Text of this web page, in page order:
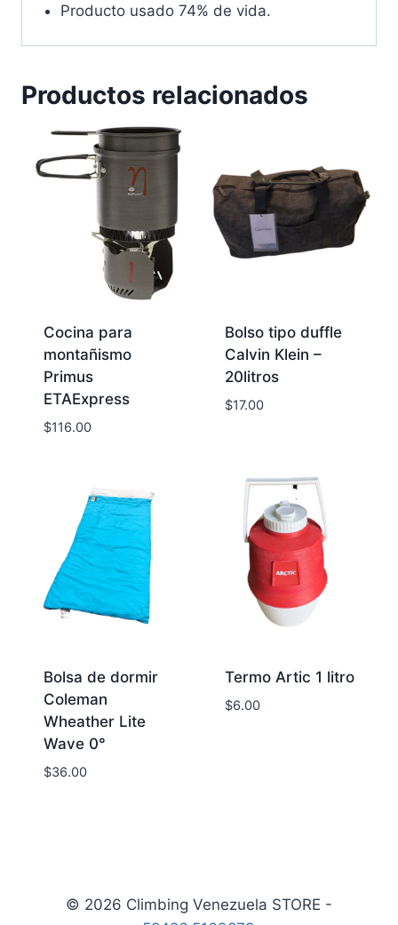
Producto usado 74% de vida.
Productos relacionados
Cocina para
montañismo
Primus
ETAExpress
$116.00
Bolso tipo duffle
Calvin Klein –
20litros
$17.00
Bolsa de dormir
Coleman
Wheather Lite
Wave 0°
$36.00
Termo Artic 1 litro
$6.00
© 2026 Climbing Venezuela STORE -